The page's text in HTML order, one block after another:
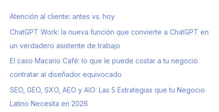
Atención al cliente: antes vs. hoy
ChatGPT Work: la nueva función que convierte a ChatGPT en
un verdadero asistente de trabajo
El caso Macario Café: lo que le puede costar a tu negocio
contratar al diseñador equivocado
SEO, GEO, SXO, AEO y AIO: Las 5 Estrategias que tu Negocio
Latino Necesita en 2026